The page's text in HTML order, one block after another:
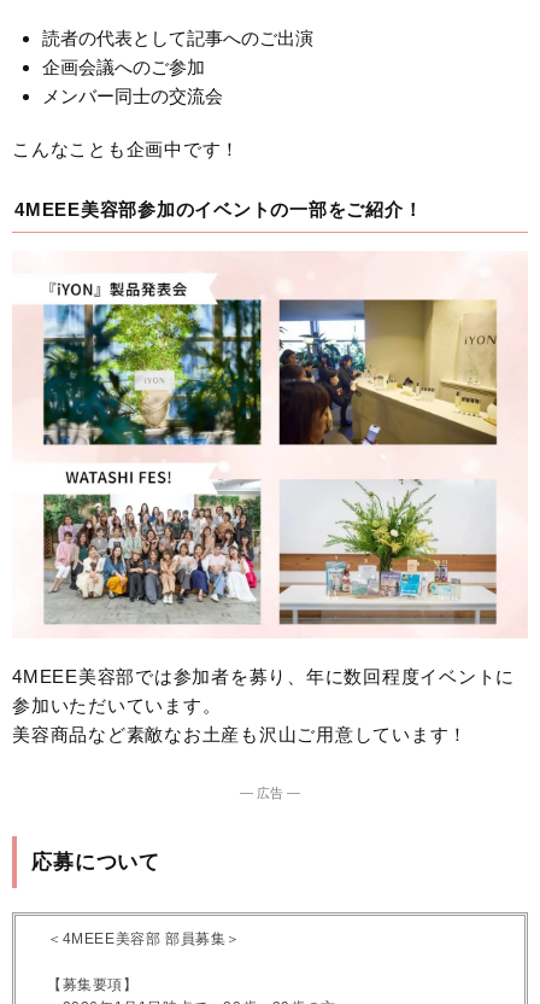
読者の代表として記事へのご出演
企画会議へのご参加
メンバー同士の交流会
こんなことも企画中です！
4MEEE美容部参加のイベントの一部をご紹介！
4MEEE美容部では参加者を募り、年に数回程度イベントに
参加いただいています。
美容商品など素敵なお土産も沢山ご用意しています！
― 広告 ―
応募について
＜4MEEE美容部 部員募集＞
【募集要項】